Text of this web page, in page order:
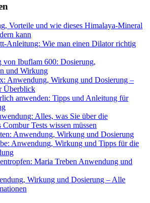
Vorteile und wie dieses Himalaya-Mineral
kann
Anleitung: Wie man einen Dilator richtig
von Ibuflam 600: Dosierung,
und Wirkung
Anwendung, Wirkung und Dosierung –
Überblick
anwenden: Tipps und Anleitung für
Alles, was Sie über die
Tests wissen müssen
Anwendung, Wirkung und Dosierung
Anwendung, Wirkung und Tipps für die
Maria Treben Anwendung und
Wirkung und Dosierung – Alle